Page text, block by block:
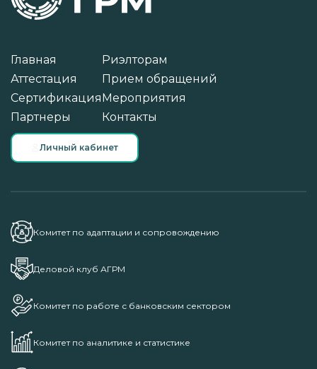
Главная
Аттестация
Сертификация
Партнеры
Риэлторам
Прием обращений
Мероприятия
Контакты
Личный кабинет
Комитет по адаптации и сопровождению
Деловой клуб АГРМ
Комитет по работе с банковским сектором
Комитет по аналитике и статистике